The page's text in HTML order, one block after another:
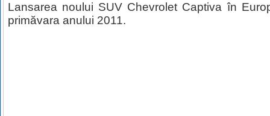
Lansarea noului SUV Chevrolet Captiva în
primăvara anului 2011.